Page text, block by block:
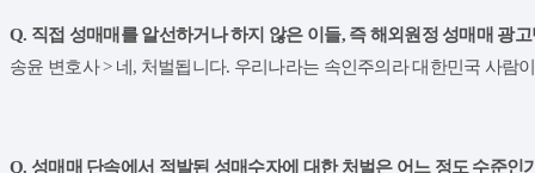
Q. 직접 성매매를 알선하거나 하지 않은 이들, 즉 해외원정 성매매 광
송윤 변호사 > 네, 처벌됩니다. 우리나라는 속인주의라 대한민국 사
Q. 성매매 단속에서 적발된 성매수자에 대한 처벌은 어느 정도 수준인